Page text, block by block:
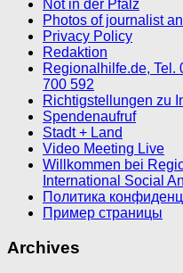
Not in der Pfalz
Photos of journalist
Privacy Policy
Redaktion
Regionalhilfe.de, Tel.
700 592
Richtigstellungen zu
Spendenaufruf
Stadt + Land
Video Meeting Live
Willkommen bei
International Social
Политика
Пример страницы
Archives